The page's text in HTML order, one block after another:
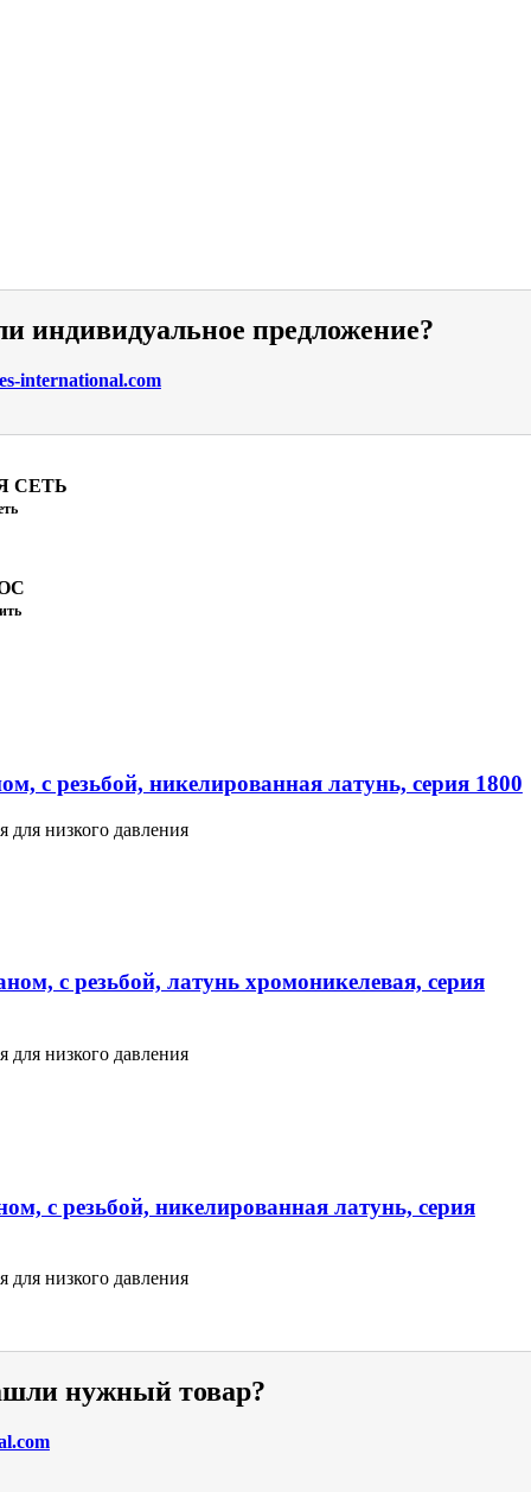
индивидуальное предложение?
international.com
СЕТЬ
с резьбой, никелированная латунь, серия 1800
для низкого давления
с резьбой, латунь хромоникелевая, серия
для низкого давления
с резьбой, никелированная латунь, серия
для низкого давления
нужный товар?